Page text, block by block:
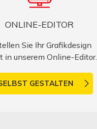
ONLINE-EDITOR
Sie Ihr Grafikdesign
in unserem Online-Editor.
GESTALTEN